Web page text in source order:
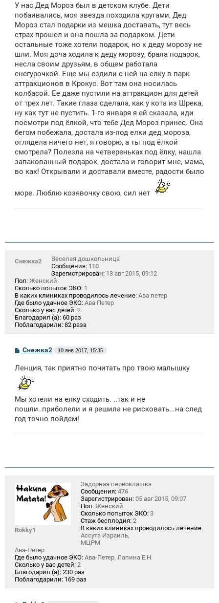
б
щ
н
и
е
У нас Дед Мороз был в детском клубе. Дети
побаивались, моя звезда походила кругами, Дед
Мороз стал подарки из мешка доставать, тут весь
страх прошел и она пошла за подарком. Дети
остальные тоже хотели подарок, но к деду морозу не
шли. Моя доча ходила к деду морозу, брала подарок,
несла своим друзьям, в общем работала
снегурочкой. Еще мы ездили с ней на елку в парк
аттракционов в Крокус. Вот там она носилась
колбасой. Ее даже пустили на аттракцион для детей
от трех лет. Такие глаза сделала, как у кота из Шрека,
ну как тут не пустить. 1-го января я ей сказала, иди
посмотри под ёлкой, что тебе Дед Мороз принес. Она
бегом побежала, достала из-под елки дед мороза,
оглядела ничего нет, я говорю, а ты под ёлкой
смотрела? Полезла на четвереньках под ёлку, нашла
запакованный подарок, достала и говорит мне, мама,
во как! Открывали и доставали вместе, радости было
море. Люблю козявочку свою, сил нет
Снежка2
Веселая дошкольница
Сообщения: 110
Зарегистрирован: 13 авг 2015, 09:12
Пол: Женский
Сколько попыток ЭКО: 1
В каких клиниках проводилось лечение: Ава петер
Где было удачное ЭКО: Ава Петер
Сколько у вас детей: 2
Благодарил (а): 60 раз
Поблагодарили: 82 раза
С
о
б
щ
е
н
и
е
Снежка2 10 янв 2017, 15:35
Ленция, так приятно почитать про твою малышку
Мы хотели на елку сходить. ..так и не
пошли..приболели и я решила не рисковать...на след
год точно пойдем!
Rokky1
Задорная первоклашка
Сообщения: 476
Зарегистрирован: 05 авг 2015, 09:07
Пол: Женский
Сколько попыток ЭКО: 3
Стаж бесплодия: 2
В каких клиниках проводилось лечение:
Ассута Израиль,
МЦРМ
Ава-Петер
Где было удачное ЭКО: Ава-Петер, Лапина Е.Н.
Сколько у вас детей: 2
Благодарил (а): 230 раз
Поблагодарили: 169 раз